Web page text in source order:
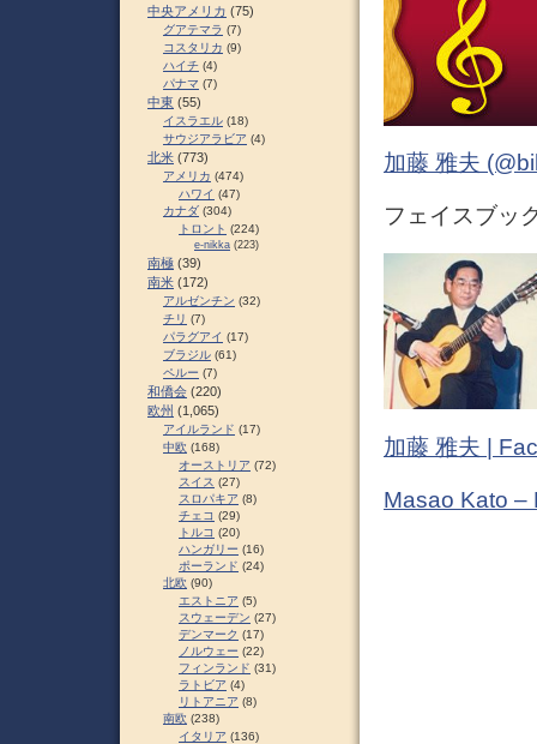
加藤 雅夫
フェイスブッ
加藤 雅夫 |
Masao Kato –
中央アメリカ (75)
グアテマラ (7)
コスタリカ (9)
ハイチ (4)
パナマ (7)
中東 (55)
イスラエル (18)
サウジアラビア (4)
北米 (773)
アメリカ (474)
ハワイ (47)
カナダ (304)
トロント (224)
e-nikka (223)
南極 (39)
南米 (172)
アルゼンチン (32)
チリ (7)
パラグアイ (17)
ブラジル (61)
ペルー (7)
和僑会 (220)
欧州 (1,065)
アイルランド (17)
中欧 (168)
オーストリア (72)
スイス (27)
スロパキア (8)
チェコ (29)
トルコ (20)
ハンガリー (16)
ポーランド (24)
北欧 (90)
エストニア (5)
スウェーデン (27)
デンマーク (17)
ノルウェー (22)
フィンランド (31)
ラトビア (4)
リトアニア (8)
南欧 (238)
イタリア (136)